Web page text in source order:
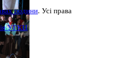
родини. Усі права
УГКЦ